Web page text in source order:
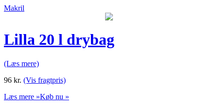
Makril
Lilla 20 l drybag
(Læs mere)
96 kr. (Vis fragtpris)
Læs mere »Køb nu »